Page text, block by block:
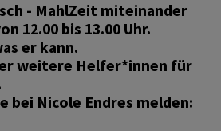
FEIERN
& SERVICE
- MahlZeit miteinander
12.00 bis 13.00 Uhr.
er kann.
weitere Helfer*innen für
bei Nicole Endres melden: